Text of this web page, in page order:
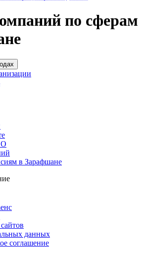
по сферам
в Зарафшане
данных
соглашение